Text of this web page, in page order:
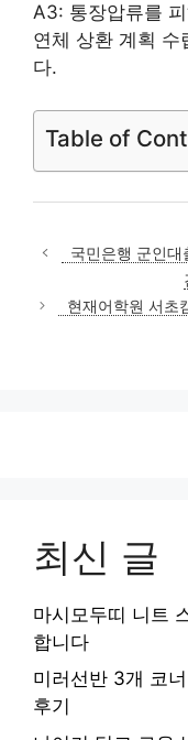
A3: 통장압류를
연체 상환 계획 수
다.
Table of
국민은행 군인대
현재어학원 서초
최신 글
마시모두띠 니트
합니다
미러선반 3개 코
후기